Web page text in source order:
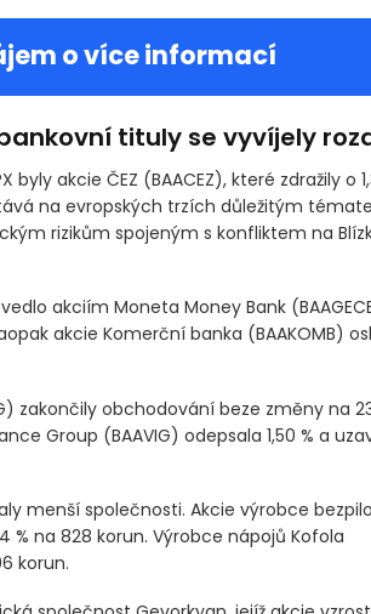
akcie společnosti Doosan Škoda
o více informací
tituly se vyvíjely
byly akcie ČEZ(BAACEZ), které zdražily o
na evropských trzích důležitým
rizikům spojeným s konfliktem na
akciím Moneta Money Bank
akcie Komerční banka
(BAAKOMB)
Group
(BAAVIG) odepsala 1,50 % a
menší společnosti. Akcie výrobce
na 828 korun. Výrobce nápojů Kofola